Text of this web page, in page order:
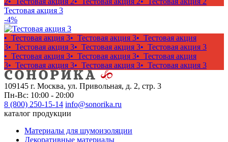
Тестовая акция 3
-4%
• Тестовая акция 3• Тестовая акция 3• Тестовая акция
3• Тестовая акция 3• Тестовая акция 3• Тестовая акция 3
• Тестовая акция 3• Тестовая акция 3• Тестовая акция
3• Тестовая акция 3• Тестовая акция 3• Тестовая акция 3
109145 г. Москва, ул. Привольная, д. 2, стр. 3
Пн-Вс: 10:00 - 20:00
8 (800) 250-15-14 info@sonorika.ru
каталог продукции
Материалы для шумоизоляции
Декоративные материалы